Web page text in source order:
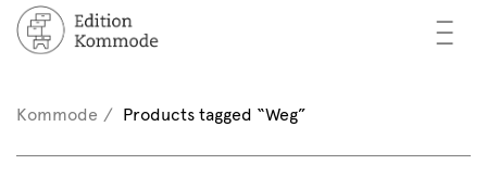
—
—
—
/ Register
Kommode Products tagged “Weg”